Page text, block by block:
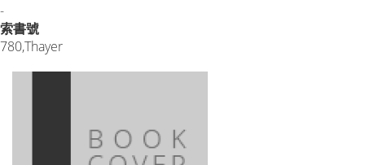
-
索書號
780,Thayer